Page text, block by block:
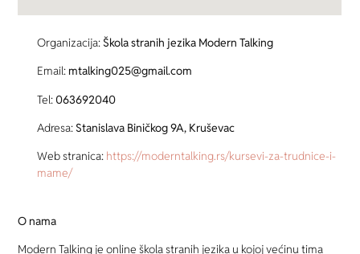
Organizacija: Škola stranih jezika Modern Talking
Email: mtalking025@gmail.com
Tel: 063692040
Adresa: Stanislava Biničkog 9A, Kruševac
Web stranica: https://moderntalking.rs/kursevi-za-trudnice-i-
mame/
O nama
Modern Talking je online škola stranih jezika u kojoj većinu tima